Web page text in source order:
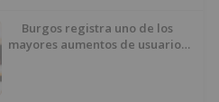
Burgos registra uno de los
mayores aumentos de usuarios